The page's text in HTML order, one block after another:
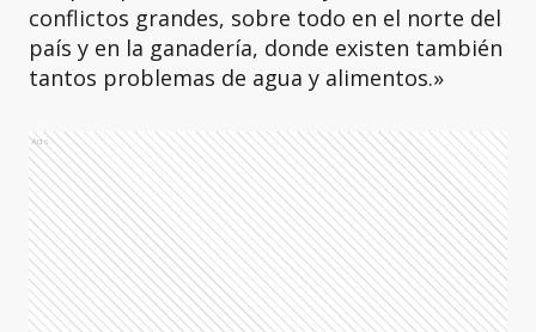
conflictos grandes, sobre todo en el norte del
país y en la ganadería, donde existen también
tantos problemas de agua y alimentos.»
Ads